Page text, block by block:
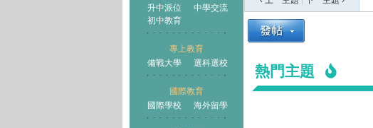
升中派位
中學交流
初中教育
專上教育
備戰大學
選科選校
國際教育
國際學校
海外留學
熱門主題